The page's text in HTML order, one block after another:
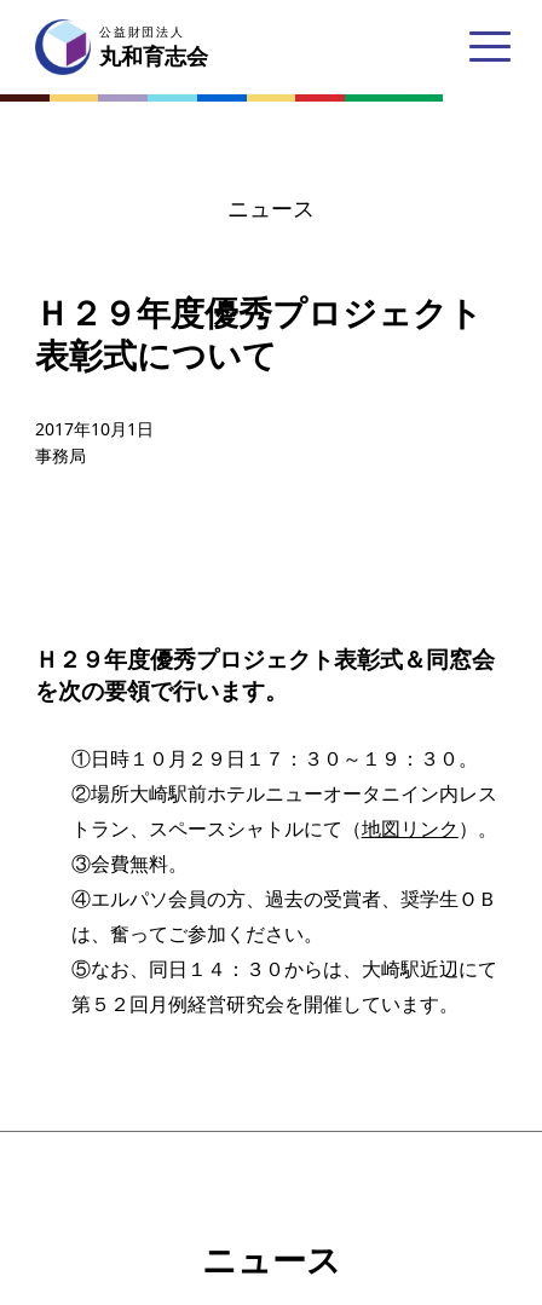
公益財団法人
丸和育志会
丸和育志会とは
理事長あいさつ
丸和育志会の目指す未来
学生のみなさんへ
理念
沿革
組織
事業内容
年間スケジュール
定款
公益財団法人
丸和育志会
ニュース
Ｈ２９年度優秀プロジェクト
表彰式について
2017年10月1日
事務局
Ｈ２９年度優秀プロジェクト表彰式＆同窓会
を次の要領で行います。
①日時１０月２９日１７：３０～１９：３０。
②場所大崎駅前ホテルニューオータニイン内レス
トラン、スペースシャトルにて（地図リンク）。
③会費無料。
④エルパソ会員の方、過去の受賞者、奨学生ＯＢ
は、奮ってご参加ください。
⑤なお、同日１４：３０からは、 大崎駅近辺にて
第５２回月例経営研究会を開催しています。
ニュース